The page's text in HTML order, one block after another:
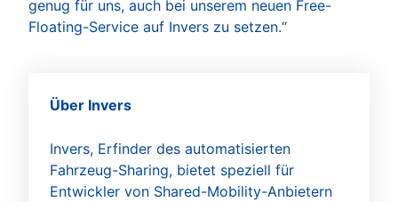
genug für uns, auch bei unserem neuen Free-
Floating-Service auf Invers zu setzen.“
Über Invers
Invers, Erfinder des automatisierten
Fahrzeug-Sharing, bietet speziell für
Entwickler von Shared-Mobility-Anbietern